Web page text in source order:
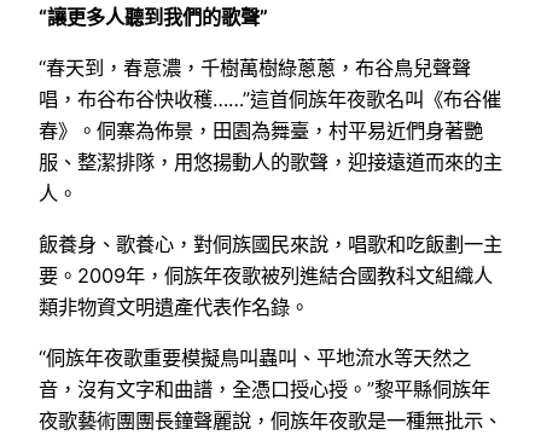
“讓更多人聽到我們的歌聲”
“春天到，春意濃，千樹萬樹綠蔥蔥，布谷鳥兒聲聲
唱，布谷布谷快收穫……”這首侗族年夜歌名叫《布谷催
春》。侗寨為佈景，田園為舞臺，村平易近們身著艷
服、整潔排隊，用悠揚動人的歌聲，迎接遠道而來的主
人。
飯養身、歌養心，對侗族國民來說，唱歌和吃飯劃一主
要。2009年，侗族年夜歌被列進結合國教科文組織人
類非物資文明遺產代表作名錄。
“侗族年夜歌重要模擬鳥叫蟲叫、平地流水等天然之
音，沒有文字和曲譜，全憑口授心授。”黎平縣侗族年
夜歌藝術團團長鐘聲麗說，侗族年夜歌是一種無批示、